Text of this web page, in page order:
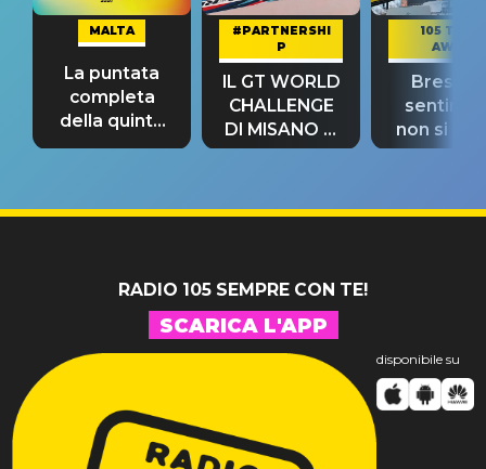
MALTA
La puntata
completa
della quinta
tappa
#PARTNERSHI
P
IL GT WORLD
CHALLENGE
DI MISANO si
riconferma
105 TAKE
AWAY
Bresh:
non si
fino alla
RADIO 105 SEMPRE CON TE!
SCARICA L'APP
disponibile su